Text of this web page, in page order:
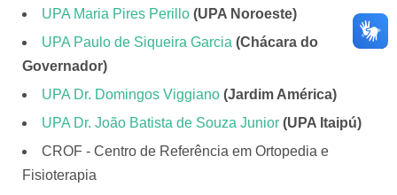
UPA Maria Pires Perillo (UPA Noroeste)
UPA Paulo de Siqueira Garcia (Chácara do
Governador)
UPA Dr. Domingos Viggiano (Jardim América)
UPA Dr. João Batista de Souza Junior (UPA Itaipú)
CROF - Centro de Referência em Ortopedia e
Fisioterapia